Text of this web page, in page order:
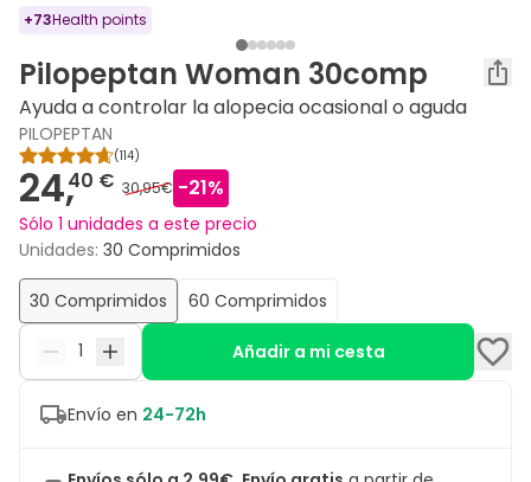
+73Health points
Pilopeptan Woman 30comp
Ayuda a controlar la alopecia ocasional o aguda
PILOPEPTAN
(114)
24,40 € 30,95€ -21%
Sólo 1 unidades a este precio
Unidades: 30 Comprimidos
30 Comprimidos 60 Comprimidos
Añadir a mi cesta
Envío en 24-72h